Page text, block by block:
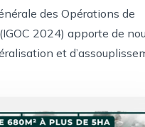
des Opérations de
2024) apporte de
et